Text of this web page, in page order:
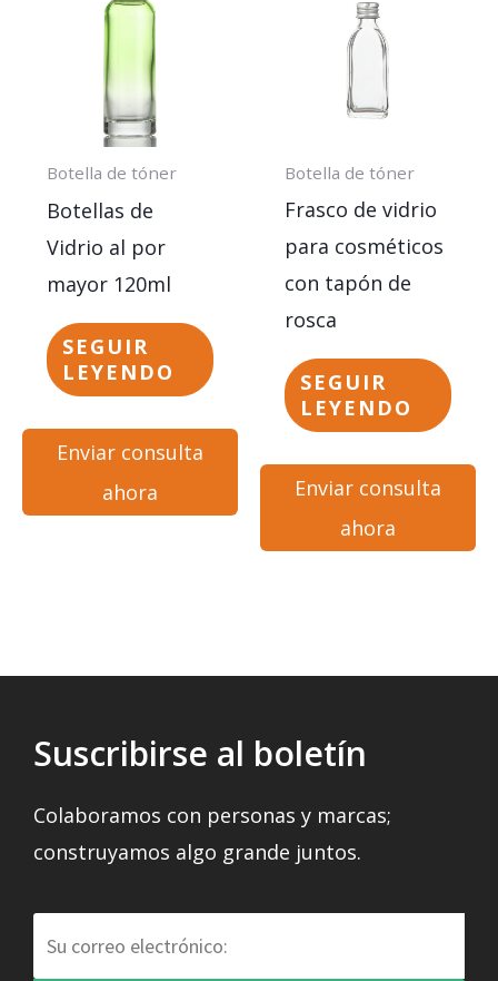
Botella de tóner
Botellas de
Vidrio al por
mayor 120ml
SEGUIR
LEYENDO
Enviar consulta
ahora
Botella de tóner
Frasco de vidrio
para cosméticos
con tapón de
rosca
SEGUIR
LEYENDO
Enviar consulta
ahora
Suscribirse al boletín
Colaboramos con personas y marcas;
construyamos algo grande juntos.